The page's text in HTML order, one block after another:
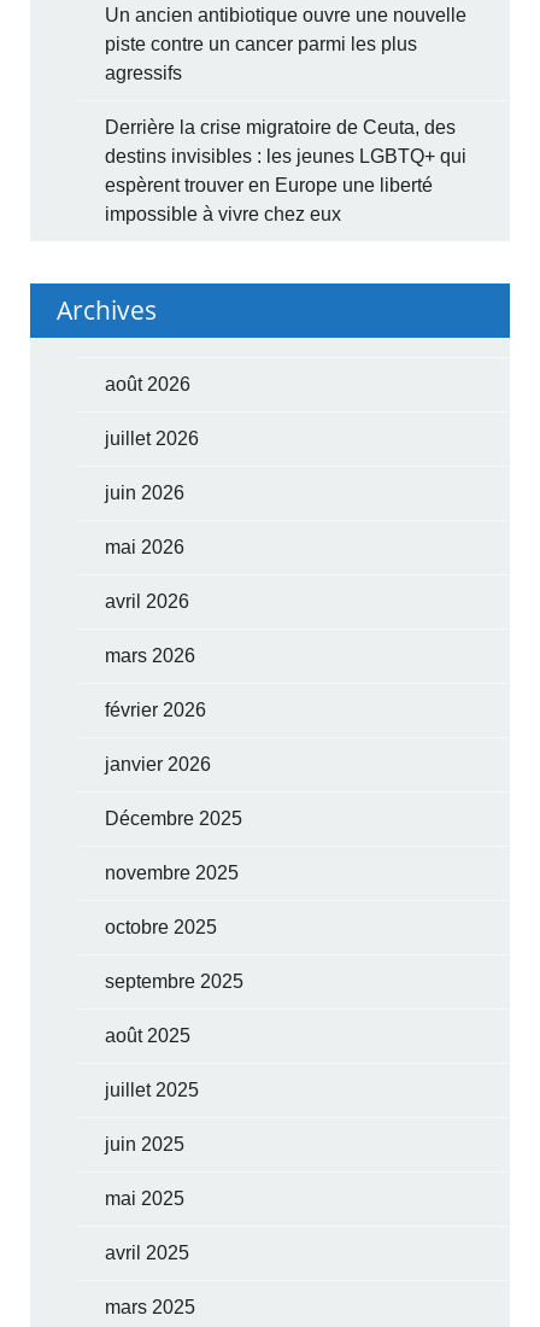
Un ancien antibiotique ouvre une nouvelle
piste contre un cancer parmi les plus
agressifs
Derrière la crise migratoire de Ceuta, des
destins invisibles : les jeunes LGBTQ+ qui
espèrent trouver en Europe une liberté
impossible à vivre chez eux
Archives
août 2026
juillet 2026
juin 2026
mai 2026
avril 2026
mars 2026
février 2026
janvier 2026
Décembre 2025
novembre 2025
octobre 2025
septembre 2025
août 2025
juillet 2025
juin 2025
mai 2025
avril 2025
mars 2025